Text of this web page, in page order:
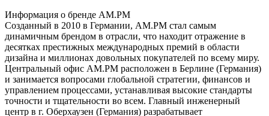
Информация о бренде AM.PM
Созданный в 2010 в Германии, AM.PM стал самым
динамичным брендом в отрасли, что находит отражение в
десятках престижных международных премий в области
дизайна и миллионах довольных покупателей по всему миру.
Центральный офис АМ.РМ расположен в Берлине (Германия)
и занимается вопросами глобальной стратегии, финансов и
управлением процессами, устанавливая высокие стандарты
точности и тщательности во всем. Главный инженерный
центр в г. Оберхаузен (Германия) разрабатывает